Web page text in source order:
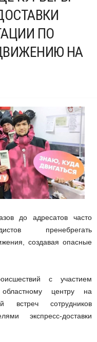
ПО
НА
до адресатов часто
пренебрегать
создавая опасные
с участием
центру на
встреч сотрудников
экспресс-доставки